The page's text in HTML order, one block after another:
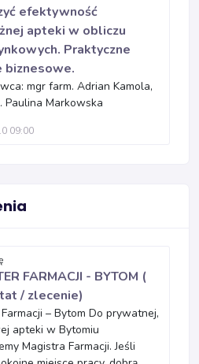
efektywność
apteki w obliczu
Praktyczne
biznesowe.
mgr farm. Adrian Kamola,
Paulina Markowska
09:00
FARMACJI - BYTOM (
/ zlecenie)
– Bytom Do prywatnej,
apteki w Bytomiu
Magistra Farmacji. Jeśli